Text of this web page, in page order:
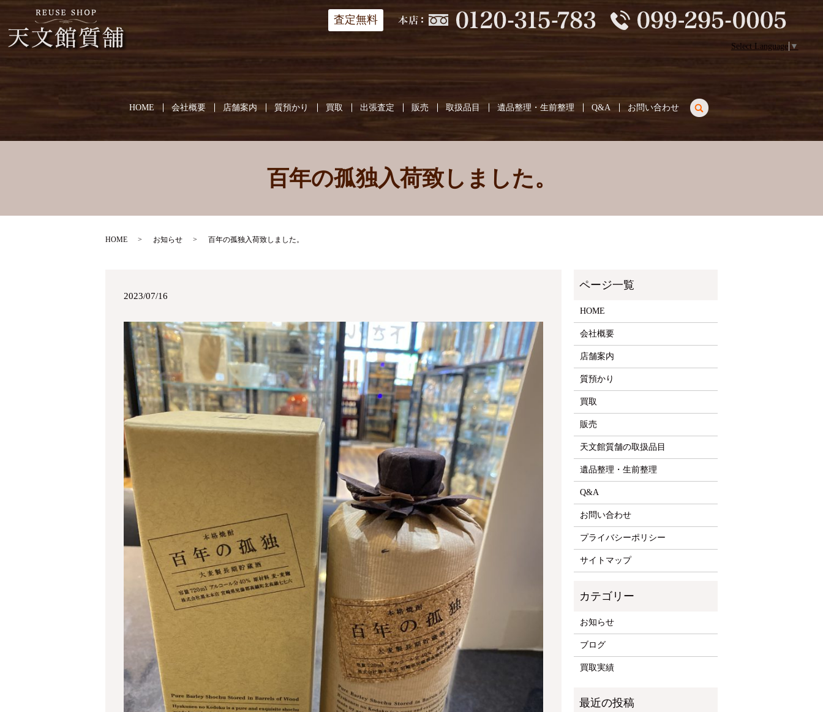
HOME 会社概要 店舗案内 質預かり 買取 出張査定 販売 取扱品目 遺品整理・生前整理 Q&A お問い合わせ search
査定無料
Select Language ▼
百年の孤独入荷致しました。
HOME お知らせ 百年の孤独入荷致しました。
2023/07/16
HOME
会社概要
店舗案内
質預かり
買取
販売
天文館質舗の取扱品目
遺品整理・生前整理
Q&A
お問い合わせ
プライバシーポリシー
サイトマップ
お知らせ
ブログ
買取実績